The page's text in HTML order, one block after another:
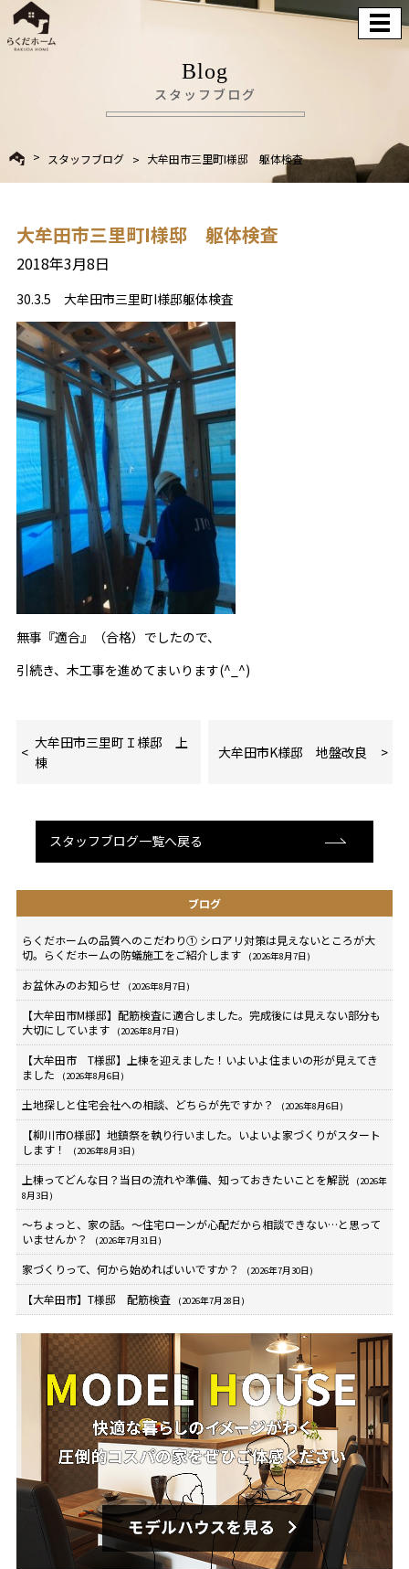
Blog
スタッフブログ
スタッフブログ 大牟田市三里町I様邸 躯体検査
大牟田市三里町I様邸 躯体検査
2018年3月8日
30.3.5 大牟田市三里町I様邸躯体検査
無事『適合』（合格）でしたので、
引続き、木工事を進めてまいります(^_^)
大牟田市三里町Ｉ様邸 上
棟
大牟田市K様邸 地盤改良
スタッフブログ一覧へ戻る
ブログ
らくだホームの品質へのこだわり① シロアリ対策は見えないところが大
切。らくだホームの防蟻施工をご紹介します
(2026年8月7日)
お盆休みのお知らせ (2026年8月7日)
【大牟田市M様邸】配筋検査に適合しました。完成後には見えない部分も
大切にしています
(2026年8月7日)
【大牟田市 T様邸】上棟を迎えました！いよいよ住まいの形が見えてき
ました
(2026年8月6日)
土地探しと住宅会社への相談、どちらが先ですか？ (2026年8月6日)
【柳川市O様邸】地鎮祭を執り行いました。いよいよ家づくりがスタート
します！
(2026年8月3日)
上棟ってどんな日？当日の流れや準備、知っておきたいことを解説
(2026年
8月3日)
～ちょっと、家の話。～住宅ローンが心配だから相談できない…と思って
いませんか？
(2026年7月31日)
家づくりって、何から始めればいいですか？ (2026年7月30日)
【大牟田市】T様邸 配筋検査 (2026年7月28日)